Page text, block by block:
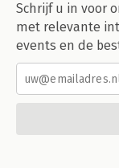
Schrijf u in voor
met relevante
events en de